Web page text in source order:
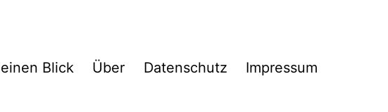
Blick Über Datenschutz Impressum